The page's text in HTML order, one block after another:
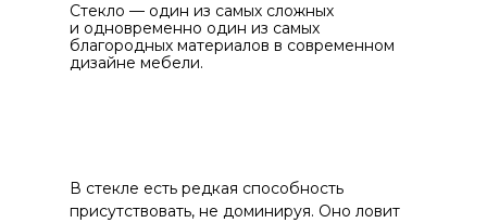
Стекло — один из самых сложных
и одновременно один из самых
благородных материалов в современном
дизайне мебели.
В стекле есть редкая способность
присутствовать, не доминируя. Оно ловит